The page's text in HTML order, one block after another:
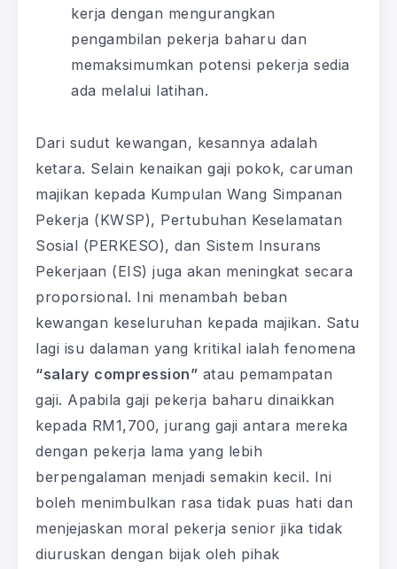
kerja dengan mengurangkan
pengambilan pekerja baharu dan
memaksimumkan potensi pekerja sedia
ada melalui latihan.
Dari sudut kewangan, kesannya adalah
ketara. Selain kenaikan gaji pokok, caruman
majikan kepada Kumpulan Wang Simpanan
Pekerja (KWSP), Pertubuhan Keselamatan
Sosial (PERKESO), dan Sistem Insurans
Pekerjaan (EIS) juga akan meningkat secara
proporsional. Ini menambah beban
kewangan keseluruhan kepada majikan. Satu
lagi isu dalaman yang kritikal ialah fenomena
“salary compression” atau pemampatan
gaji. Apabila gaji pekerja baharu dinaikkan
kepada RM1,700, jurang gaji antara mereka
dengan pekerja lama yang lebih
berpengalaman menjadi semakin kecil. Ini
boleh menimbulkan rasa tidak puas hati dan
menjejaskan moral pekerja senior jika tidak
diuruskan dengan bijak oleh pihak